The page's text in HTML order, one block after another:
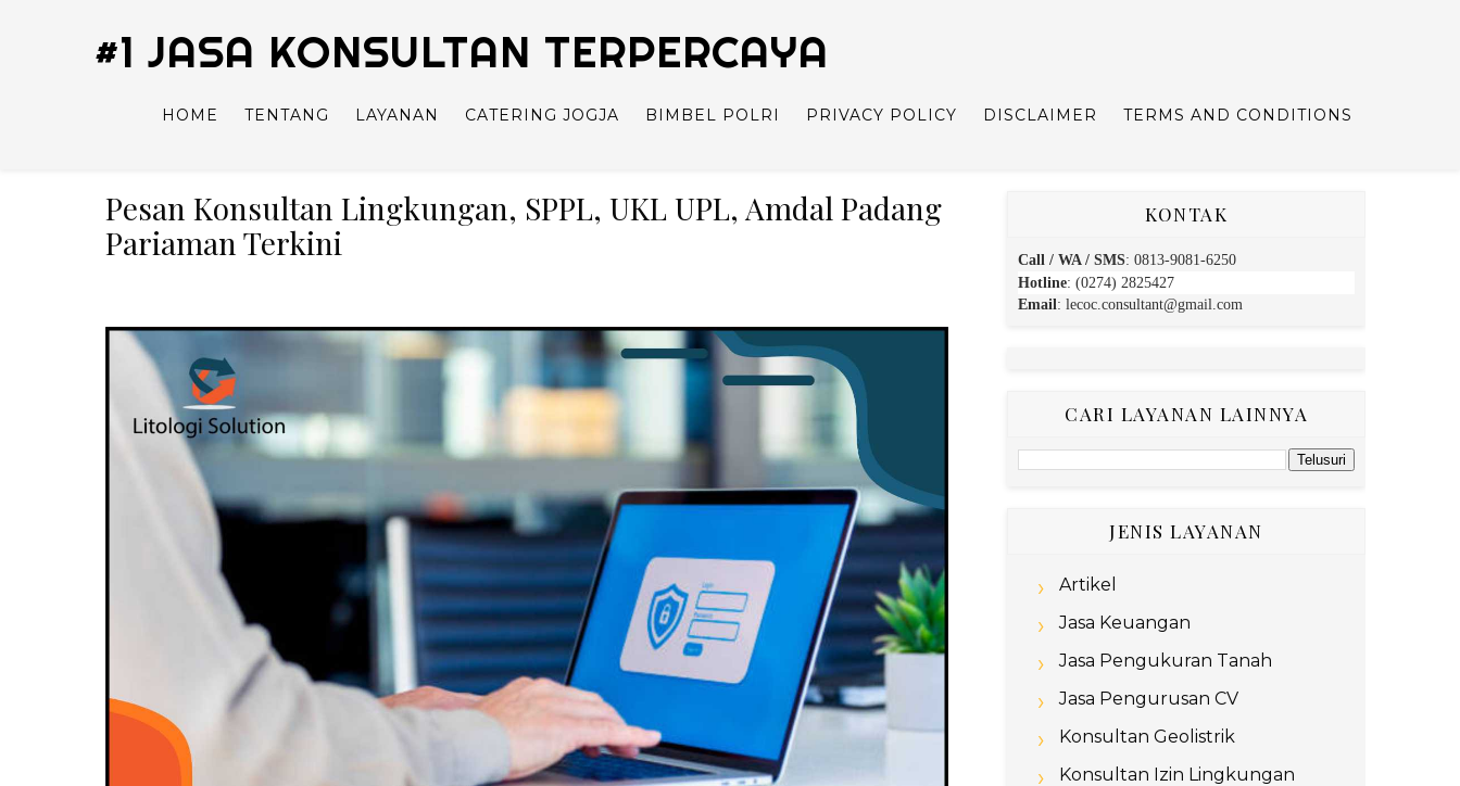
#1 JASA KONSULTAN TERPERCAYA
HOME TENTANG LAYANAN CATERING JOGJA BIMBEL POLRI PRIVACY POLICY DISCLAIMER TERMS AND CONDITIONS
Pesan Konsultan Lingkungan, SPPL, UKL UPL, Amdal Padang
Pariaman Terkini
KONTAK
Call / WA / SMS: 0813-9081-6250
Hotline: (0274) 2825427
Email: lecoc.consultant@gmail.com
CARI LAYANAN LAINNYA
JENIS LAYANAN
Artikel
Jasa Keuangan
Jasa Pengukuran Tanah
Jasa Pengurusan CV
Konsultan Geolistrik
Konsultan Izin Lingkungan